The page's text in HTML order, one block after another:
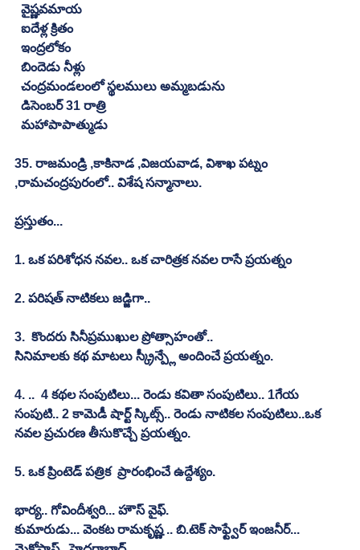
వైష్ణవమాయ
ఐదేళ్ల క్రితం
ఇంద్రలోకం
బిందెడు నీళ్లు
చంద్రమండలంలో స్థలములు అమ్మబడును
డిసెంబర్ 31 రాత్రి
మహాపాపాత్ముడు
35. రాజమండ్రి ,కాకినాడ ,విజయవాడ, విశాఖ పట్నం
,రామచంద్రపురంలో.. విశేష సన్మానాలు.
ప్రస్తుతం...
1. ఒక పరిశోధన నవల.. ఒక చారిత్రక నవల రాసే ప్రయత్నం
2. పరిషత్ నాటికలు జడ్జిగా..
3.  కొందరు సినీప్రముఖుల ప్రోత్సాహంతో..
సినిమాలకు కథ మాటలు స్క్రీన్ప్లే అందించే ప్రయత్నం.
4. ..  4 కథల సంపుటిలు... రెండు కవితా సంపుటిలు.. 1గేయ
సంపుటి.. 2 కామెడీ షార్ట్ స్కిట్స్.. రెండు నాటికల సంపుటిలు..ఒక
నవల ప్రచురణ తీసుకొచ్చే ప్రయత్నం.
5. ఒక ప్రింటెడ్ పత్రిక  ప్రారంభించే ఉద్దేశ్యం.
భార్య.. గోవిందీశ్వరి... హౌస్ వైఫ్.
కుమారుడు... వెంకట రామకృష్ణ .. బి.టెక్ సాఫ్ట్వేర్ ఇంజనీర్...